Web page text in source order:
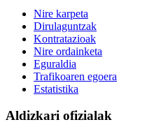
Nire karpeta
Dirulaguntzak
Kontratazioak
Nire ordainketa
Eguraldia
Trafikoaren egoera
Estatistika
Aldizkari ofizialak